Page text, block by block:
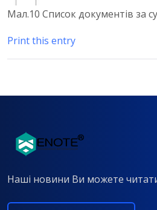
Мал.10 Список документів за
Print this entry
Наші новини Ви можете